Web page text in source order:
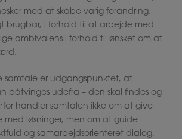
med at skabe varig forandring.
brugbar, i forhold til at arbejde med
ambivalens i forhold til ønsket om at
samtale er udgangspunktet, at
påtvinges udefra – den skal findes og
handler samtalen ikke om at give
med løsninger, men om at guide
og samarbejdsorienteret dialog.